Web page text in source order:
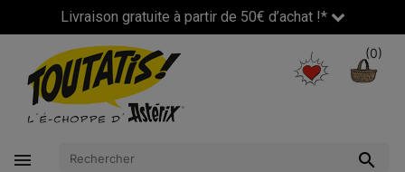
Livraison gratuite à partir de 50€ d’achat !*
(0)
 